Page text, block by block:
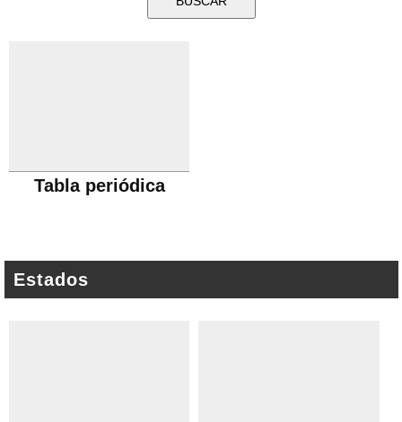
Tabla periódica
Estados